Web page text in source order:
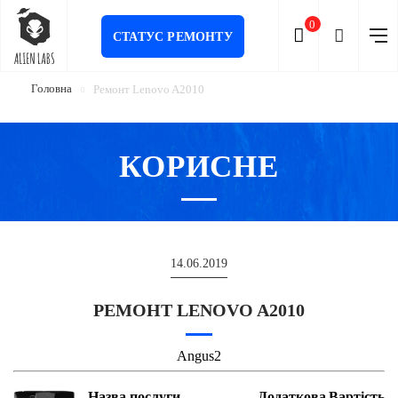
Головна Ремонт Lenovo A2010
КОРИСНЕ
14.06.2019
РЕМОНТ LENOVO A2010
Angus2
СТАТУС РЕМОНТУ
0